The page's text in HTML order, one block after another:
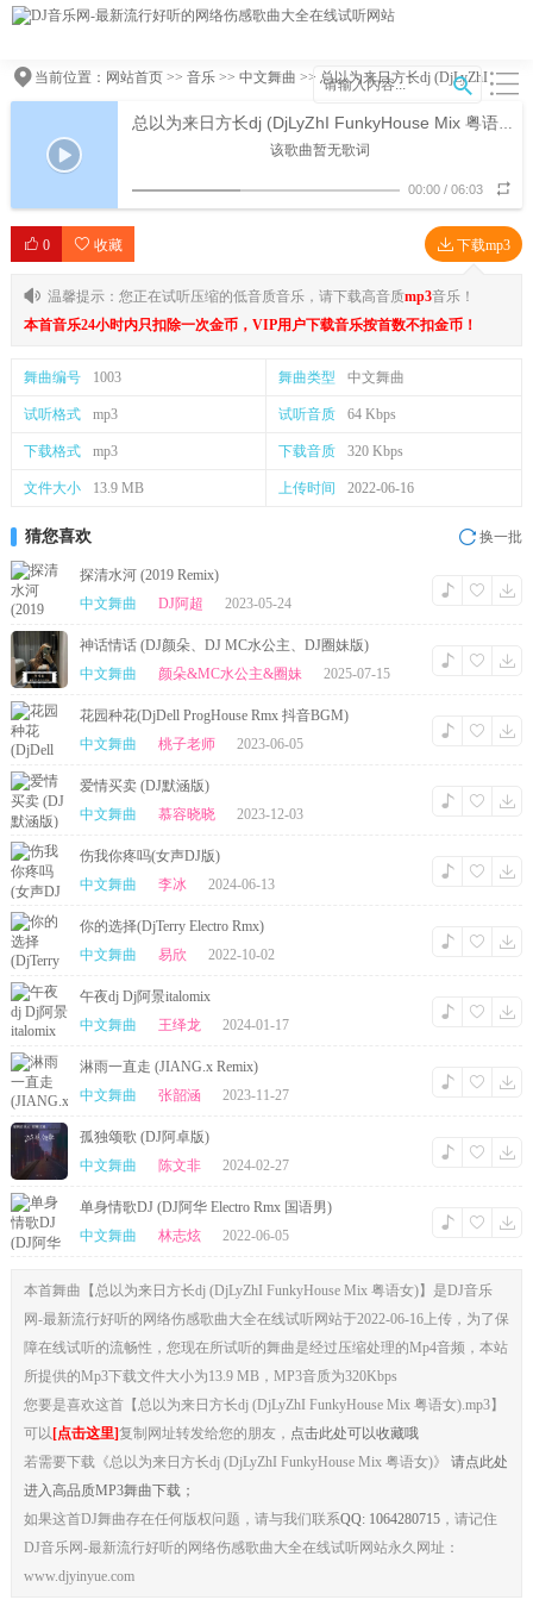
当前位置： 网站首页>> 音乐>> 中文舞曲 >> 总以为来日方长dj (DjLyZhI
FunkyHouse Mix 粤语女)
总以为来日方长dj (DjLyZhI FunkyHouse Mix 粤语女)
该歌曲暂无歌词
00:00 /06:03
0 收藏 下载mp3
温馨提示：您正在试听压缩的低音质音乐，请下载高音质mp3音乐！
本首音乐24小时内只扣除一次金币，VIP用户下载音乐按首数不扣金币！
舞曲编号 1003 舞曲类型 中文舞曲
试听格式 mp3 试听音质 64 Kbps
下载格式 mp3 下载音质 320 Kbps
文件大小 13.9 MB 上传时间 2022-06-16
猜您喜欢 换一批
探清水河 (2019 Remix)
中文舞曲
DJ阿超 2023-05-24
神话情话 (DJ颜朵、DJ MC水公主、DJ圈妹版)
中文舞曲
颜朵&MC水公主&圈妹 2025-07-15
花园种花(DjDell ProgHouse Rmx 抖音BGM)
中文舞曲
桃子老师 2023-06-05
爱情买卖 (DJ默涵版)
中文舞曲
慕容晓晓 2023-12-03
伤我你疼吗(女声DJ版)
中文舞曲
李冰 2024-06-13
你的选择(DjTerry Electro Rmx)
中文舞曲
易欣 2022-10-02
午夜dj Dj阿景italomix
中文舞曲
王绎龙 2024-01-17
淋雨一直走 (JIANG.x Remix)
中文舞曲
张韶涵 2023-11-27
孤独颂歌 (DJ阿卓版)
中文舞曲
陈文非 2024-02-27
单身情歌DJ (DJ阿华 Electro Rmx 国语男)
中文舞曲
林志炫 2022-06-05
本首舞曲【总以为来日方长dj (DjLyZhI FunkyHouse Mix 粤语女)】是DJ音乐
网-最新流行好听的网络伤感歌曲大全在线试听网站于2022-06-16上传，为了保
障在线试听的流畅性，您现在所试听的舞曲是经过压缩处理的Mp4音频，本站
所提供的Mp3下载文件大小为13.9 MB，MP3音质为320Kbps
您要是喜欢这首【总以为来日方长dj (DjLyZhI FunkyHouse Mix 粤语女).mp3】
可以 [点击这里]复制网址转发给您的朋友， 点击此处可以收藏哦
若需要下载《总以为来日方长dj (DjLyZhI FunkyHouse Mix 粤语女)》 请点此处
进入高品质MP3舞曲下载；
如果这首DJ舞曲存在任何版权问题，请与我们联系QQ: 1064280715，请记住
DJ音乐网-最新流行好听的网络伤感歌曲大全在线试听网站永久网址：
www.djyinyue.com